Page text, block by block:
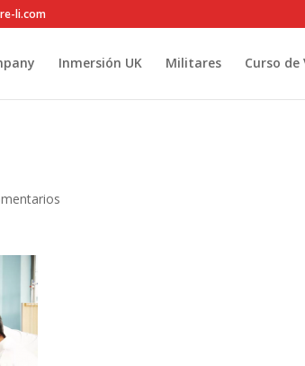
li.com
Inmersión UK Militares Curso de